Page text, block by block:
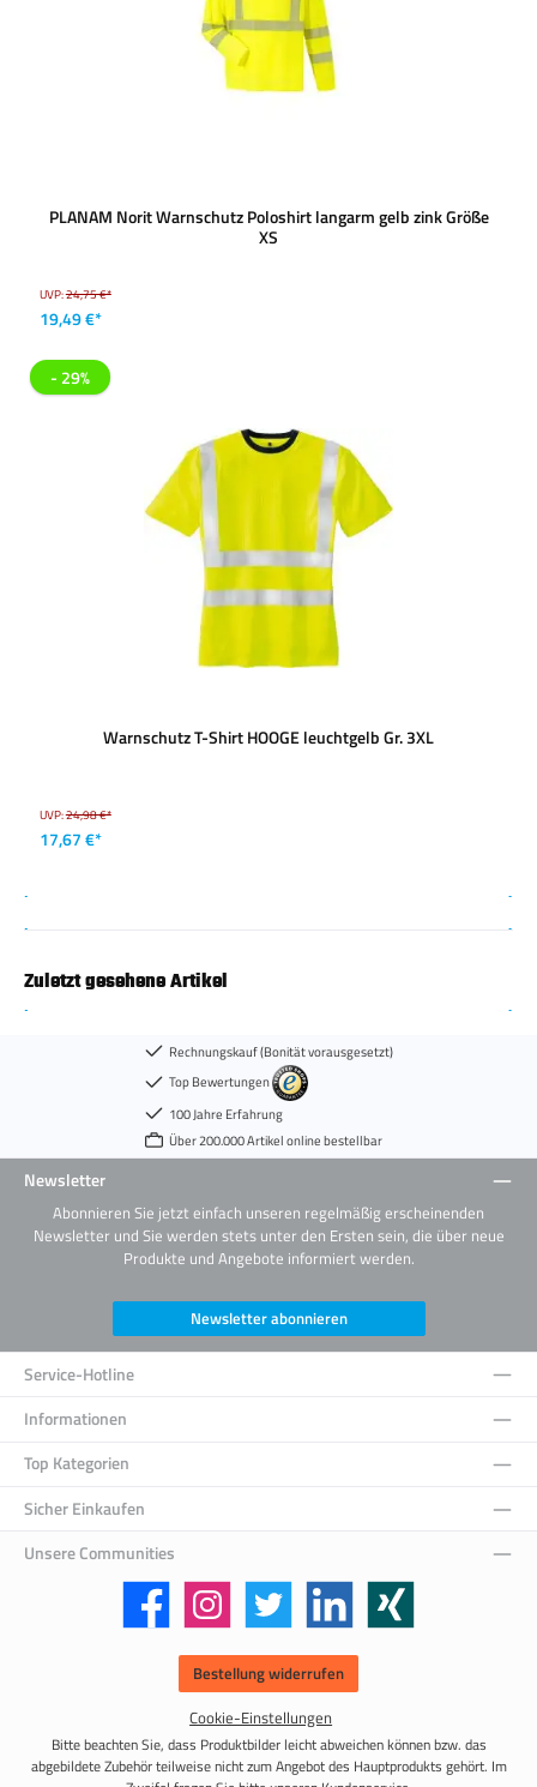
PLANAM Norit Warnschutz Poloshirt langarm gelb zink Größe
XS
UVP:24,75 €*
19,49 €*
- 29%
Warnschutz T-Shirt HOOGE leuchtgelb Gr. 3XL
UVP:24,98 €*
17,67 €*
Zuletzt gesehene Artikel
Rechnungskauf (Bonität vorausgesetzt)
Top Bewertungen
100 Jahre Erfahrung
Über 200.000 Artikel online bestellbar
Newsletter
Abonnieren Sie jetzt einfach unseren regelmäßig erscheinenden
Newsletter und Sie werden stets unter den Ersten sein, die über neue
Produkte und Angebote informiert werden.
Newsletter abonnieren
Service-Hotline
Informationen
Top Kategorien
Sicher Einkaufen
Unsere Communities
Facebook Instagram Twitter LinkedIn Xing
Bestellung widerrufen
Cookie-Einstellungen
Bitte beachten Sie, dass Produktbilder leicht abweichen können bzw. das
abgebildete Zubehör teilweise nicht zum Angebot des Hauptprodukts gehört. Im